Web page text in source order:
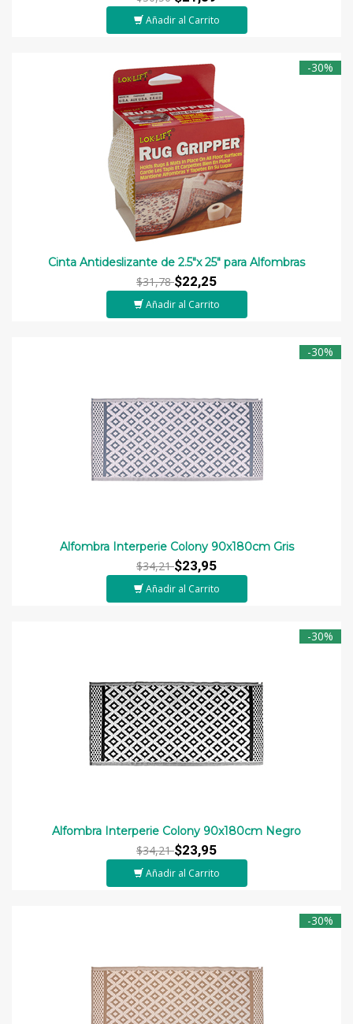
Añadir al Carrito
-30%
Cinta Antideslizante de 2.5"x 25" para Alfombras
$31,78$22,25
Añadir al Carrito
-30%
Alfombra Interperie Colony 90x180cm Gris
$34,21$23,95
Añadir al Carrito
-30%
Alfombra Interperie Colony 90x180cm Negro
$34,21$23,95
Añadir al Carrito
-30%